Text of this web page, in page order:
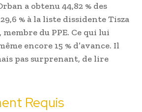
a obtenu 44,82 % des
% à la liste dissidente Tisza
du PPE. Ce qui lui
encore 15 % d’avance. Il
pas surprenant, de lire
Requis